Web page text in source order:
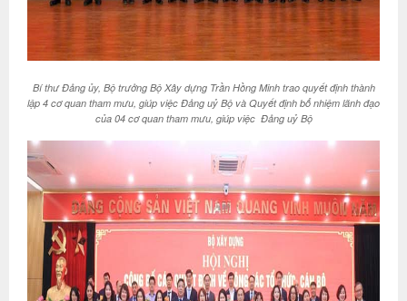
Bí thư Đảng ủy, Bộ trưởng Bộ Xây dựng Trần Hồng Minh trao quyết định thành
lập 4 cơ quan tham mưu, giúp việc Đảng uỷ Bộ và Quyết định bổ nhiệm lãnh đạo
của 04 cơ quan tham mưu, giúp việc Đảng uỷ Bộ